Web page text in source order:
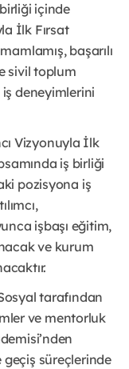
içinde
İlk Fırsat
başarılı
sivil toplum
iş deneyimlerini
Vizyonuyla İlk
iş birliği
pozisyona iş
işbaşı eğitim,
ve kurum
tarafından
ve mentorluk
süreçlerinde